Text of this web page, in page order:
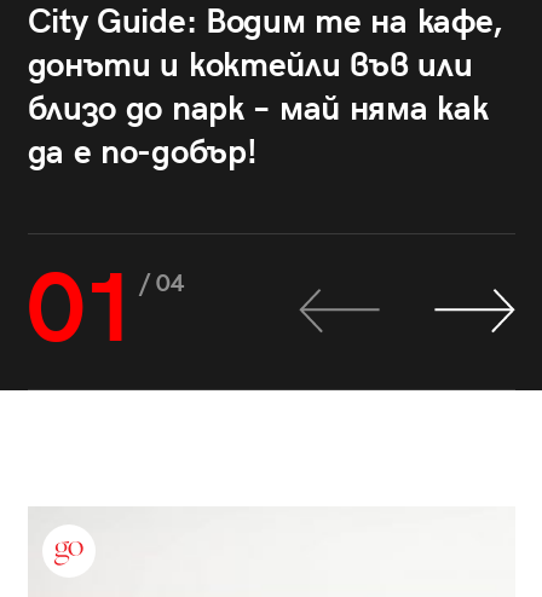
City Guide: Водим те на кафе,
донъти и коктейли във или
близо до парк – май няма как
да е по-добър!
01 / 04